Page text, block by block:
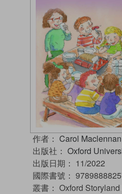
作者： Carol Maclennan
出版社： Oxford
出版日期： 11/2022
國際書號：
叢書： Oxford